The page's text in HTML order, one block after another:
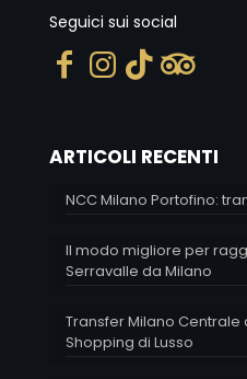
Seguici sui social
ARTICOLI RECENTI
NCC Milano Portofino:
Il modo migliore per
Serravalle da Milano
Transfer Milano Centrale
Shopping di Lusso